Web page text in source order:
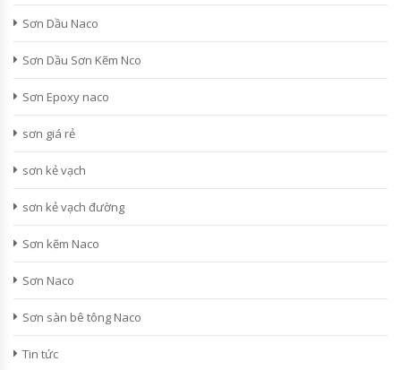
Sơn Dầu Naco
Sơn Dầu Sơn Kẽm Nco
Sơn Epoxy naco
sơn giá rẻ
sơn kẻ vạch
sơn kẻ vạch đường
Sơn kẽm Naco
Sơn Naco
Sơn sàn bê tông Naco
Tin tức